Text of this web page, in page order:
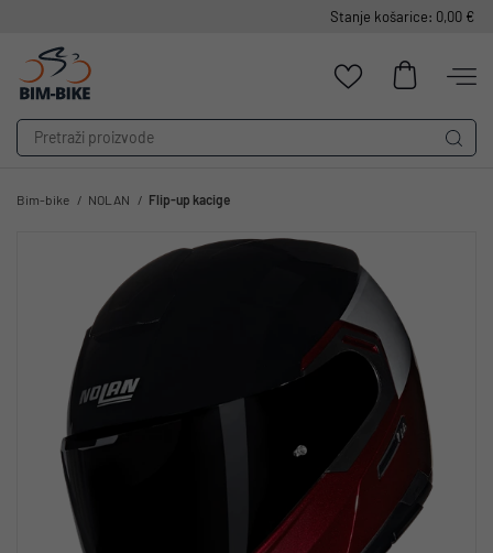
Stanje košarice: 0,00 €
Bim-bike NOLAN Flip-up kacige